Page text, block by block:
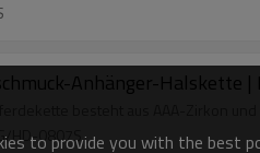
Anhänger-Halskette
besteht aus AAA-Zirkon
HD-0807S
to provide you with the best